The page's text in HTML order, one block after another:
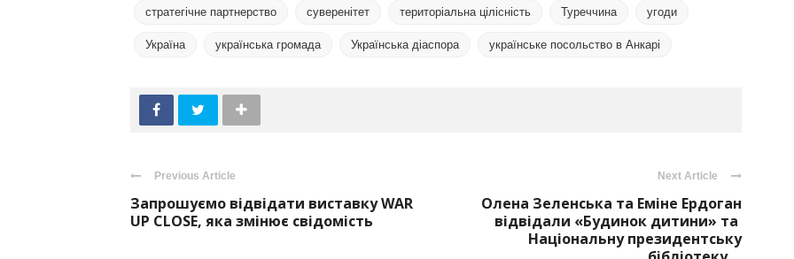
стратегічне партнерство суверенітет територіальна цілісність Туреччина угоди
Україна українська громада Українська діаспора українське посольство в Анкарі
Previous Article
Запрошуємо відвідати виставку WAR
UP CLOSE, яка змінює свідомість
Next Article
Олена Зеленська та Еміне Ердоган
відвідали «Будинок дитини» та
Національну президентську